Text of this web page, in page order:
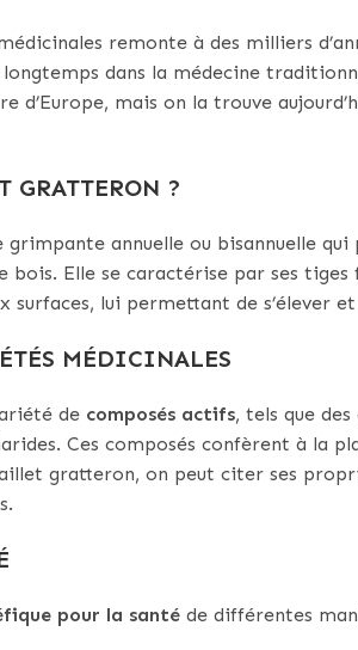
remonte à des milliers
longtemps dans la médecine
mais on la trouve
GRATTERON ?
annuelle ou bisannuelle qui
bois. Elle se caractérise par ses
surfaces, lui permettant de s’élever
MÉDICINALES
de composés actifs, tels que
Ces composés confèrent à la
gratteron, on peut citer ses
pour la santé de différentes